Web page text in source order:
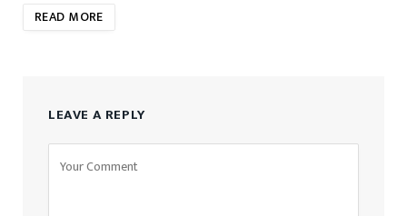
READ MORE
LEAVE A REPLY